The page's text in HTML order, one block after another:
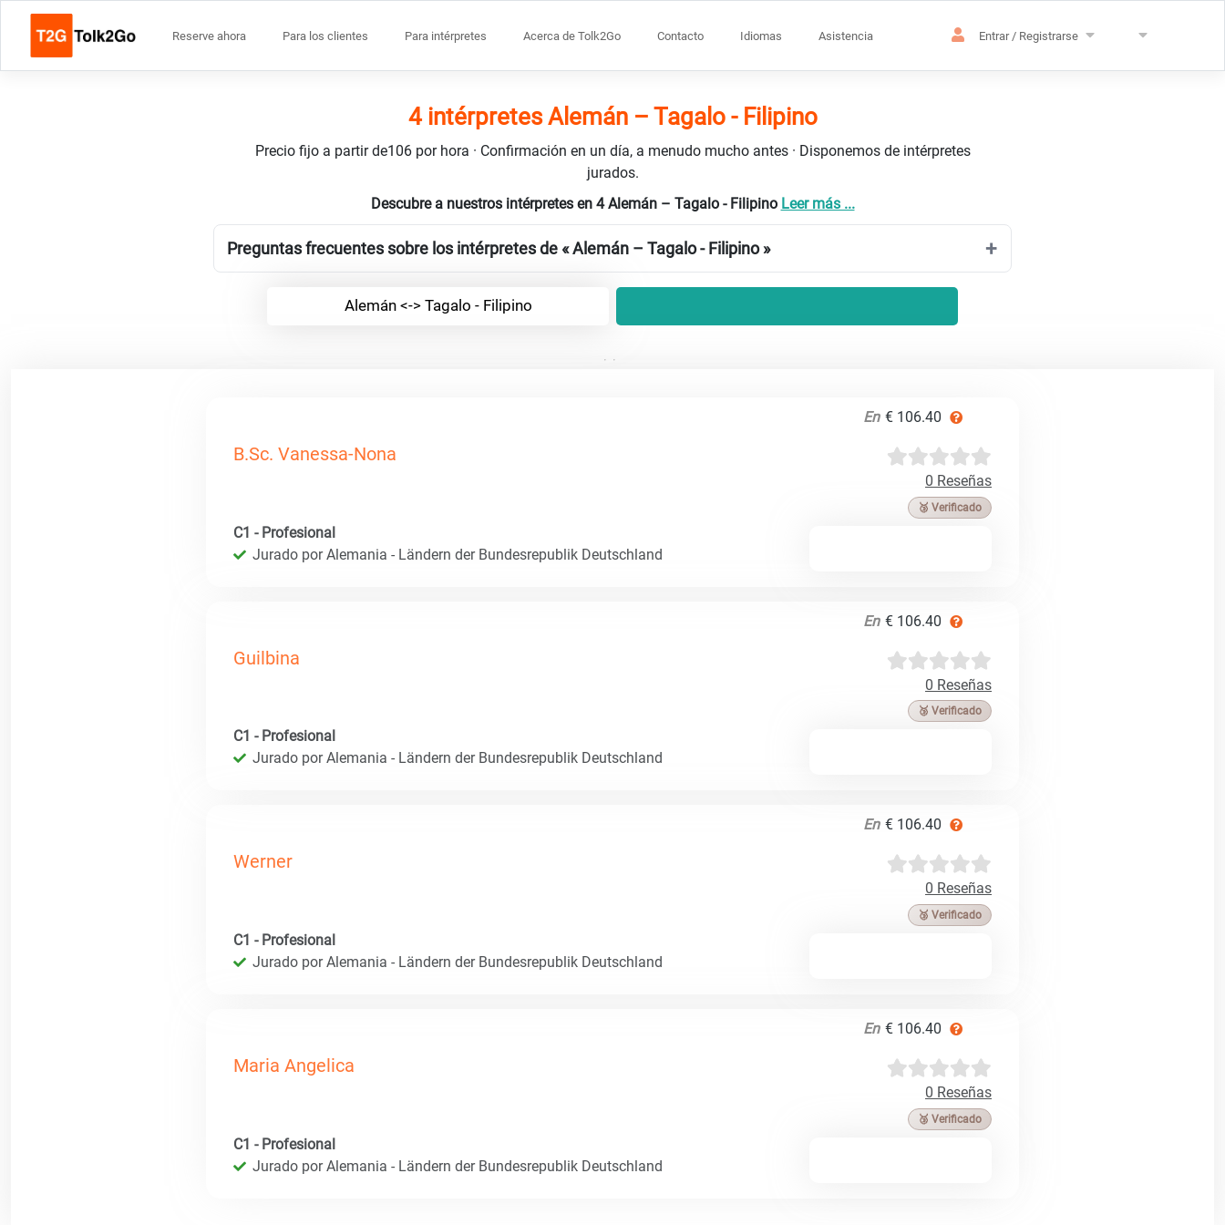
Reserve ahora Para los clientes Para intérpretes Acerca de Tolk2Go Contacto Idiomas Asistencia Entrar / Registrarse
4 intérpretes Alemán – Tagalo - Filipino
Precio fijo a partir de106 por hora · Confirmación en un día, a menudo mucho antes · Disponemos de intérpretes
jurados.
Descubre a nuestros intérpretes en 4 Alemán – Tagalo - Filipino Leer más ...
Preguntas frecuentes sobre los intérpretes de « Alemán – Tagalo - Filipino »
Alemán <-> Tagalo - Filipino
En € 106.40
B.Sc. Vanessa-Nona
0 Reseñas
🥉 Verificado
C1 - Profesional
Jurado por Alemania - Ländern der Bundesrepublik Deutschland
En € 106.40
Guilbina
0 Reseñas
🥉 Verificado
C1 - Profesional
Jurado por Alemania - Ländern der Bundesrepublik Deutschland
En € 106.40
Werner
0 Reseñas
🥉 Verificado
C1 - Profesional
Jurado por Alemania - Ländern der Bundesrepublik Deutschland
En € 106.40
Maria Angelica
0 Reseñas
🥉 Verificado
C1 - Profesional
Jurado por Alemania - Ländern der Bundesrepublik Deutschland